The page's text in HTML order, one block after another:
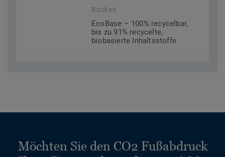
Rücken
EcoBase – 100% recycelbar,
bis zu 91% recycelte,
biobasierte Inhaltsstoffe
Möchten Sie den CO2 Fußabdruck